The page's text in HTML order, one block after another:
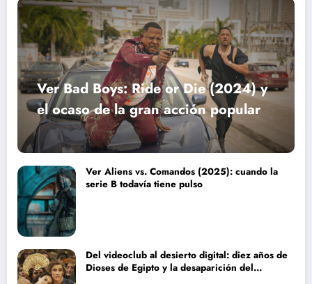
Ver Bad Boys: Ride or Die (2024) y
el ocaso de la gran acción popular
Ver Aliens vs. Comandos (2025): cuando la
serie B todavía tiene pulso
Del videoclub al desierto digital: diez años de
Dioses de Egipto y la desaparición del